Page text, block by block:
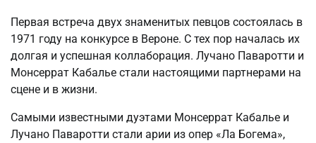
Первая встреча двух знаменитых певцов состоялась в
1971 году на конкурсе в Вероне. С тех пор началась их
долгая и успешная коллаборация. Лучано Паваротти и
Монсеррат Кабалье стали настоящими партнерами на
сцене и в жизни.
Самыми известными дуэтами Монсеррат Кабалье и
Лучано Паваротти стали арии из опер «Ла Богема»,